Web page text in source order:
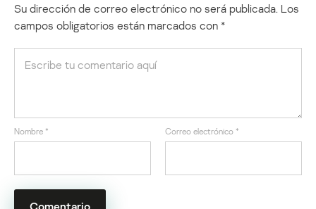
Su dirección de correo electrónico no será publicada. Los
campos obligatorios están marcados con *
Nombre * Correo electrónico *